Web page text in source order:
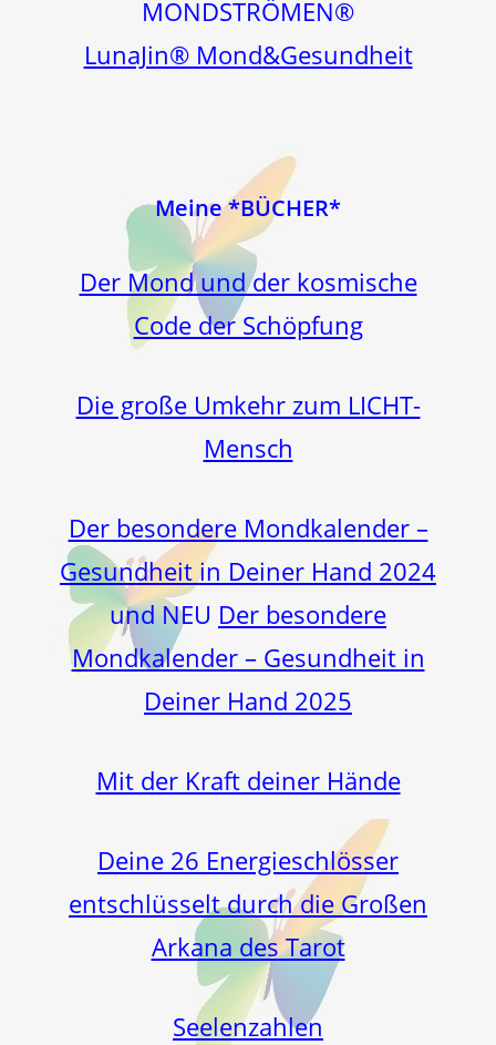
MONDSTRÖMEN®
LunaJin® Mond&Gesundheit
Meine *BÜCHER*
Der Mond und der kosmische
Code der Schöpfung
Die große Umkehr zum LICHT-
Mensch
Der besondere Mondkalender –
Gesundheit in Deiner Hand 2024
und NEU Der besondere
Mondkalender – Gesundheit in
Deiner Hand 2025
Mit der Kraft deiner Hände
Deine 26 Energieschlösser
entschlüsselt durch die Großen
Arkana des Tarot
Seelenzahlen